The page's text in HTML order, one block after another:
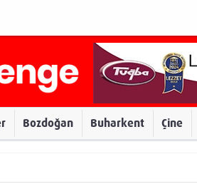
Bozdoğan Buharkent Çine